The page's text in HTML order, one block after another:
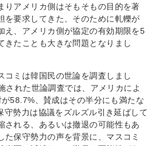
りアメリカ側はそもそもの目的を著
を要求してきた、そのために軋轢が
え、アメリカ側が協定の有効期限を5
きたことも大きな問題となりまし
コミは韓国民の世論を調査しまし
された世論調査では、アメリカによ
58.7%、賛成はその半分にも満たな
守勢力は協議をズルズル引き延ばして
される、あるいは撤退の可能性もあ
た保守勢力の声を背景に、マスコミ